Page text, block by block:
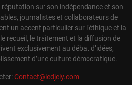
réputation sur son indépendance et son
journalistes et collaborateurs de
un accent particulier sur l’éthique et la
recueil, le traitement et la diffusion de
exclusivement au débat d’idées,
d’une culture démocratique.
Contact@ledjely.com